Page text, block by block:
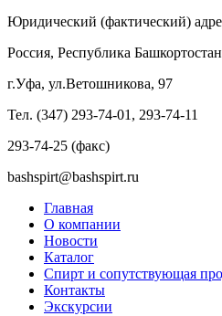
Юридический (фактический)
Россия, Республика Башкортостан
г.Уфа, ул.Ветошникова, 97
Тел. (347) 293-74-01, 293-74-11
293-74-25 (факс)
bashspirt@bashspirt.ru
Главная
О компании
Новости
Каталог
Спирт и сопутствующая
Контакты
Экскурсии